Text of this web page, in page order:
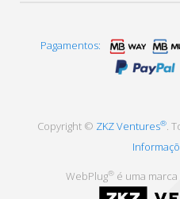
Pagamentos:
Copyright © ZKZ Ventures®.
WebPlug®é uma marca